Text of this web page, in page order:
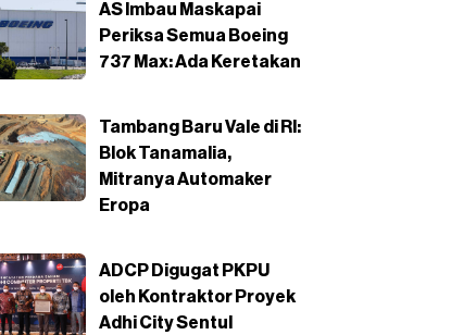
AS Imbau Maskapai
Periksa Semua Boeing
737 Max: Ada Keretakan
Tambang Baru Vale di RI:
Blok Tanamalia,
Mitranya Automaker
Eropa
ADCP Digugat PKPU
oleh Kontraktor Proyek
Adhi City Sentul